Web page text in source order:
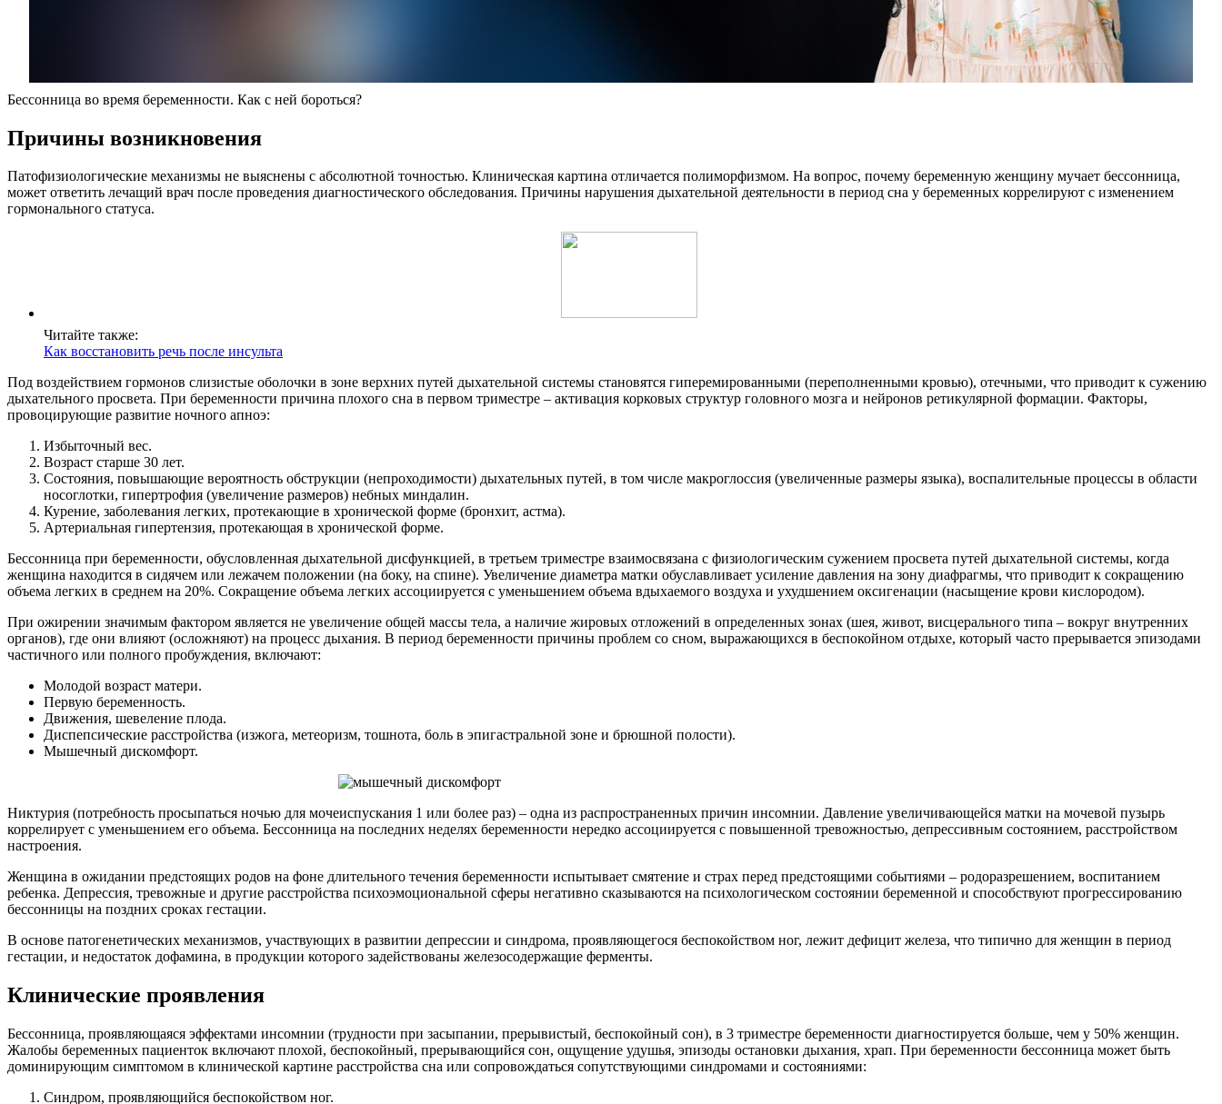
Бессонница во время беременности. Как с ней бороться?
Причины возникновения
Патофизиологические механизмы не выяснены с абсолютной точностью. Клиническая картина отличается полиморфизмом. На вопрос, почему беременную женщину мучает бессонница,
может ответить лечащий врач после проведения диагностического обследования. Причины нарушения дыхательной деятельности в период сна у беременных коррелируют с изменением
гормонального статуса.
Читайте также:
Как восстановить речь после инсульта
Под воздействием гормонов слизистые оболочки в зоне верхних путей дыхательной системы становятся гиперемированными (переполненными кровью), отечными, что приводит к сужению
дыхательного просвета. При беременности причина плохого сна в первом триместре – активация корковых структур головного мозга и нейронов ретикулярной формации. Факторы,
провоцирующие развитие ночного апноэ:
Избыточный вес.
Возраст старше 30 лет.
Состояния, повышающие вероятность обструкции (непроходимости) дыхательных путей, в том числе макроглоссия (увеличенные размеры языка), воспалительные процессы в области
носоглотки, гипертрофия (увеличение размеров) небных миндалин.
Курение, заболевания легких, протекающие в хронической форме (бронхит, астма).
Артериальная гипертензия, протекающая в хронической форме.
Бессонница при беременности, обусловленная дыхательной дисфункцией, в третьем триместре взаимосвязана с физиологическим сужением просвета путей дыхательной системы, когда
женщина находится в сидячем или лежачем положении (на боку, на спине). Увеличение диаметра матки обуславливает усиление давления на зону диафрагмы, что приводит к сокращению
объема легких в среднем на 20%. Сокращение объема легких ассоциируется с уменьшением объема вдыхаемого воздуха и ухудшением оксигенации (насыщение крови кислородом).
При ожирении значимым фактором является не увеличение общей массы тела, а наличие жировых отложений в определенных зонах (шея, живот, висцерального типа – вокруг внутренних
органов), где они влияют (осложняют) на процесс дыхания. В период беременности причины проблем со сном, выражающихся в беспокойном отдыхе, который часто прерывается эпизодами
частичного или полного пробуждения, включают:
Молодой возраст матери.
Первую беременность.
Движения, шевеление плода.
Диспепсические расстройства (изжога, метеоризм, тошнота, боль в эпигастральной зоне и брюшной полости).
Мышечный дискомфорт.
Никтурия (потребность просыпаться ночью для мочеиспускания 1 или более раз) – одна из распространенных причин инсомнии. Давление увеличивающейся матки на мочевой пузырь
коррелирует с уменьшением его объема. Бессонница на последних неделях беременности нередко ассоциируется с повышенной тревожностью, депрессивным состоянием, расстройством
настроения.
Женщина в ожидании предстоящих родов на фоне длительного течения беременности испытывает смятение и страх перед предстоящими событиями – родоразрешением, воспитанием
ребенка. Депрессия, тревожные и другие расстройства психоэмоциональной сферы негативно сказываются на психологическом состоянии беременной и способствуют прогрессированию
бессонницы на поздних сроках гестации.
В основе патогенетических механизмов, участвующих в развитии депрессии и синдрома, проявляющегося беспокойством ног, лежит дефицит железа, что типично для женщин в период
гестации, и недостаток дофамина, в продукции которого задействованы железосодержащие ферменты.
Клинические проявления
Бессонница, проявляющаяся эффектами инсомнии (трудности при засыпании, прерывистый, беспокойный сон), в 3 триместре беременности диагностируется больше, чем у 50% женщин.
Жалобы беременных пациенток включают плохой, беспокойный, прерывающийся сон, ощущение удушья, эпизоды остановки дыхания, храп. При беременности бессонница может быть
доминирующим симптомом в клинической картине расстройства сна или сопровождаться сопутствующими синдромами и состояниями:
Синдром, проявляющийся беспокойством ног.